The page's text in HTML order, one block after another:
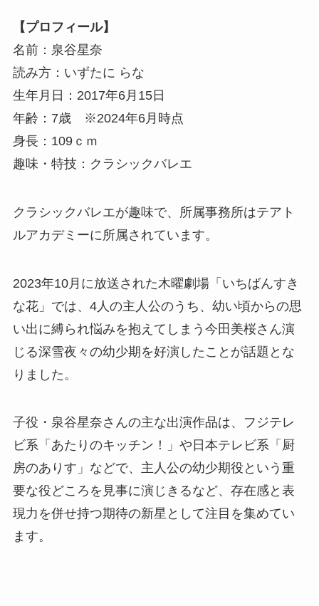
【プロフィール】
名前：泉谷星奈
読み方：いずたに らな
生年月日：2017年6月15日
年齢：7歳 ※2024年6月時点
身長：109ｃｍ
趣味・特技：クラシックバレエ
クラシックバレエが趣味で、所属事務所はテアト
ルアカデミーに所属されています。
2023年10月に放送された木曜劇場「いちばんすき
な花」では、4人の主人公のうち、幼い頃からの思
い出に縛られ悩みを抱えてしまう今田美桜さん演
じる深雪夜々の幼少期を好演したことが話題とな
りました。
子役・泉谷星奈さんの主な出演作品は、フジテレ
ビ系「あたりのキッチン！」や日本テレビ系「厨
房のありす」などで、主人公の幼少期役という重
要な役どころを見事に演じきるなど、存在感と表
現力を併せ持つ期待の新星として注目を集めてい
ます。